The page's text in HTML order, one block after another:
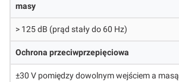
masy
> 125 dB (prąd stały do 60 Hz)
Ochrona przeciwprzepięciowa
±30 V pomiędzy dowolnym wejściem a masą